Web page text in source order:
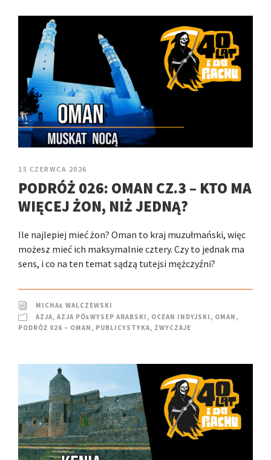
15 CZERWCA 2026
PODRÓŻ 026: OMAN CZ.3 – KTO MA
WIĘCEJ ŻON, NIŻ JEDNĄ?
Ile najlepiej mieć żon? Oman to kraj muzułmański, więc
możesz mieć ich maksymalnie cztery. Czy to jednak ma
sens, i co na ten temat sądzą tutejsi mężczyźni?
MICHAŁ WALCZEWSKI
AZJA, AZJA PÓŁWYSEP ARABSKI , OCEAN INDYJSKI , OMAN ,
PODRÓŻ 026 – OMAN , PUBLICYSTYKA, ZWYCZAJE